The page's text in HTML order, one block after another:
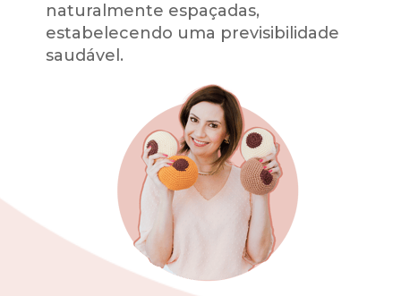
naturalmente espaçadas,
estabelecendo uma previsibilidade
saudável.